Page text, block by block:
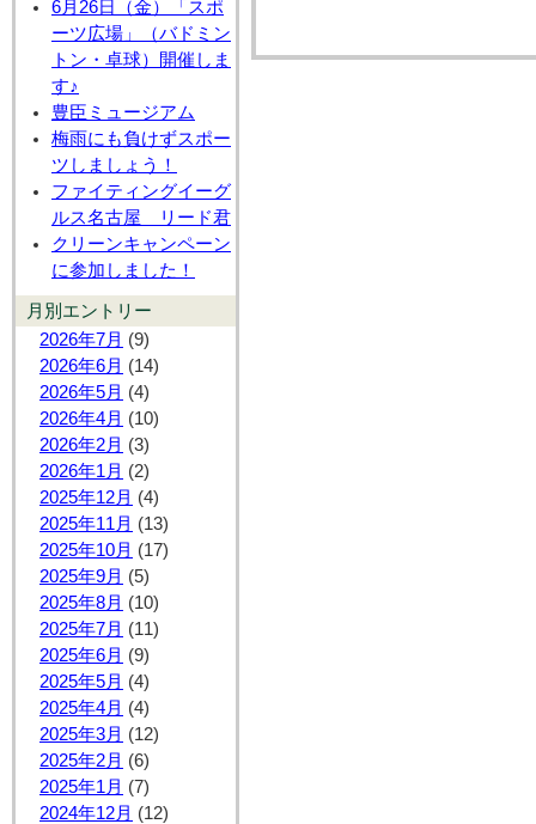
6月26日（金）「スポ
ーツ広場」（バドミン
トン・卓球）開催しま
す♪
豊臣ミュージアム
梅雨にも負けずスポー
ツしましょう！
ファイティングイーグ
ルス名古屋 リード君
クリーンキャンペーン
に参加しました！
月別エントリー
2026年7月 (9)
2026年6月 (14)
2026年5月 (4)
2026年4月 (10)
2026年2月 (3)
2026年1月 (2)
2025年12月 (4)
2025年11月 (13)
2025年10月 (17)
2025年9月 (5)
2025年8月 (10)
2025年7月 (11)
2025年6月 (9)
2025年5月 (4)
2025年4月 (4)
2025年3月 (12)
2025年2月 (6)
2025年1月 (7)
2024年12月 (12)